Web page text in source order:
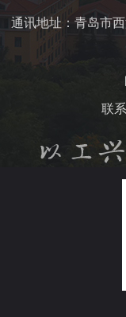
通讯地址：青岛市
联